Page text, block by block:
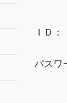
ＩＤ：
パスワ